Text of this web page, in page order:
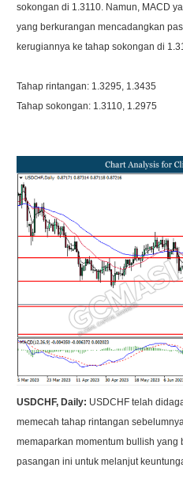
sokongan di 1.3110. Namun, MACD
yang berkurangan mencadangkan
kerugiannya ke tahap sokongan di
Tahap rintangan: 1.3295, 1.3435
Tahap sokongan: 1.3110, 1.2975
USDCHF, Daily: USDCHF telah
memecah tahap rintangan
memaparkan momentum bullish yang
pasangan ini untuk melanjut